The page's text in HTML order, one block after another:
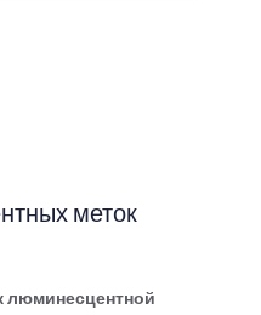
меток
люминесцентной